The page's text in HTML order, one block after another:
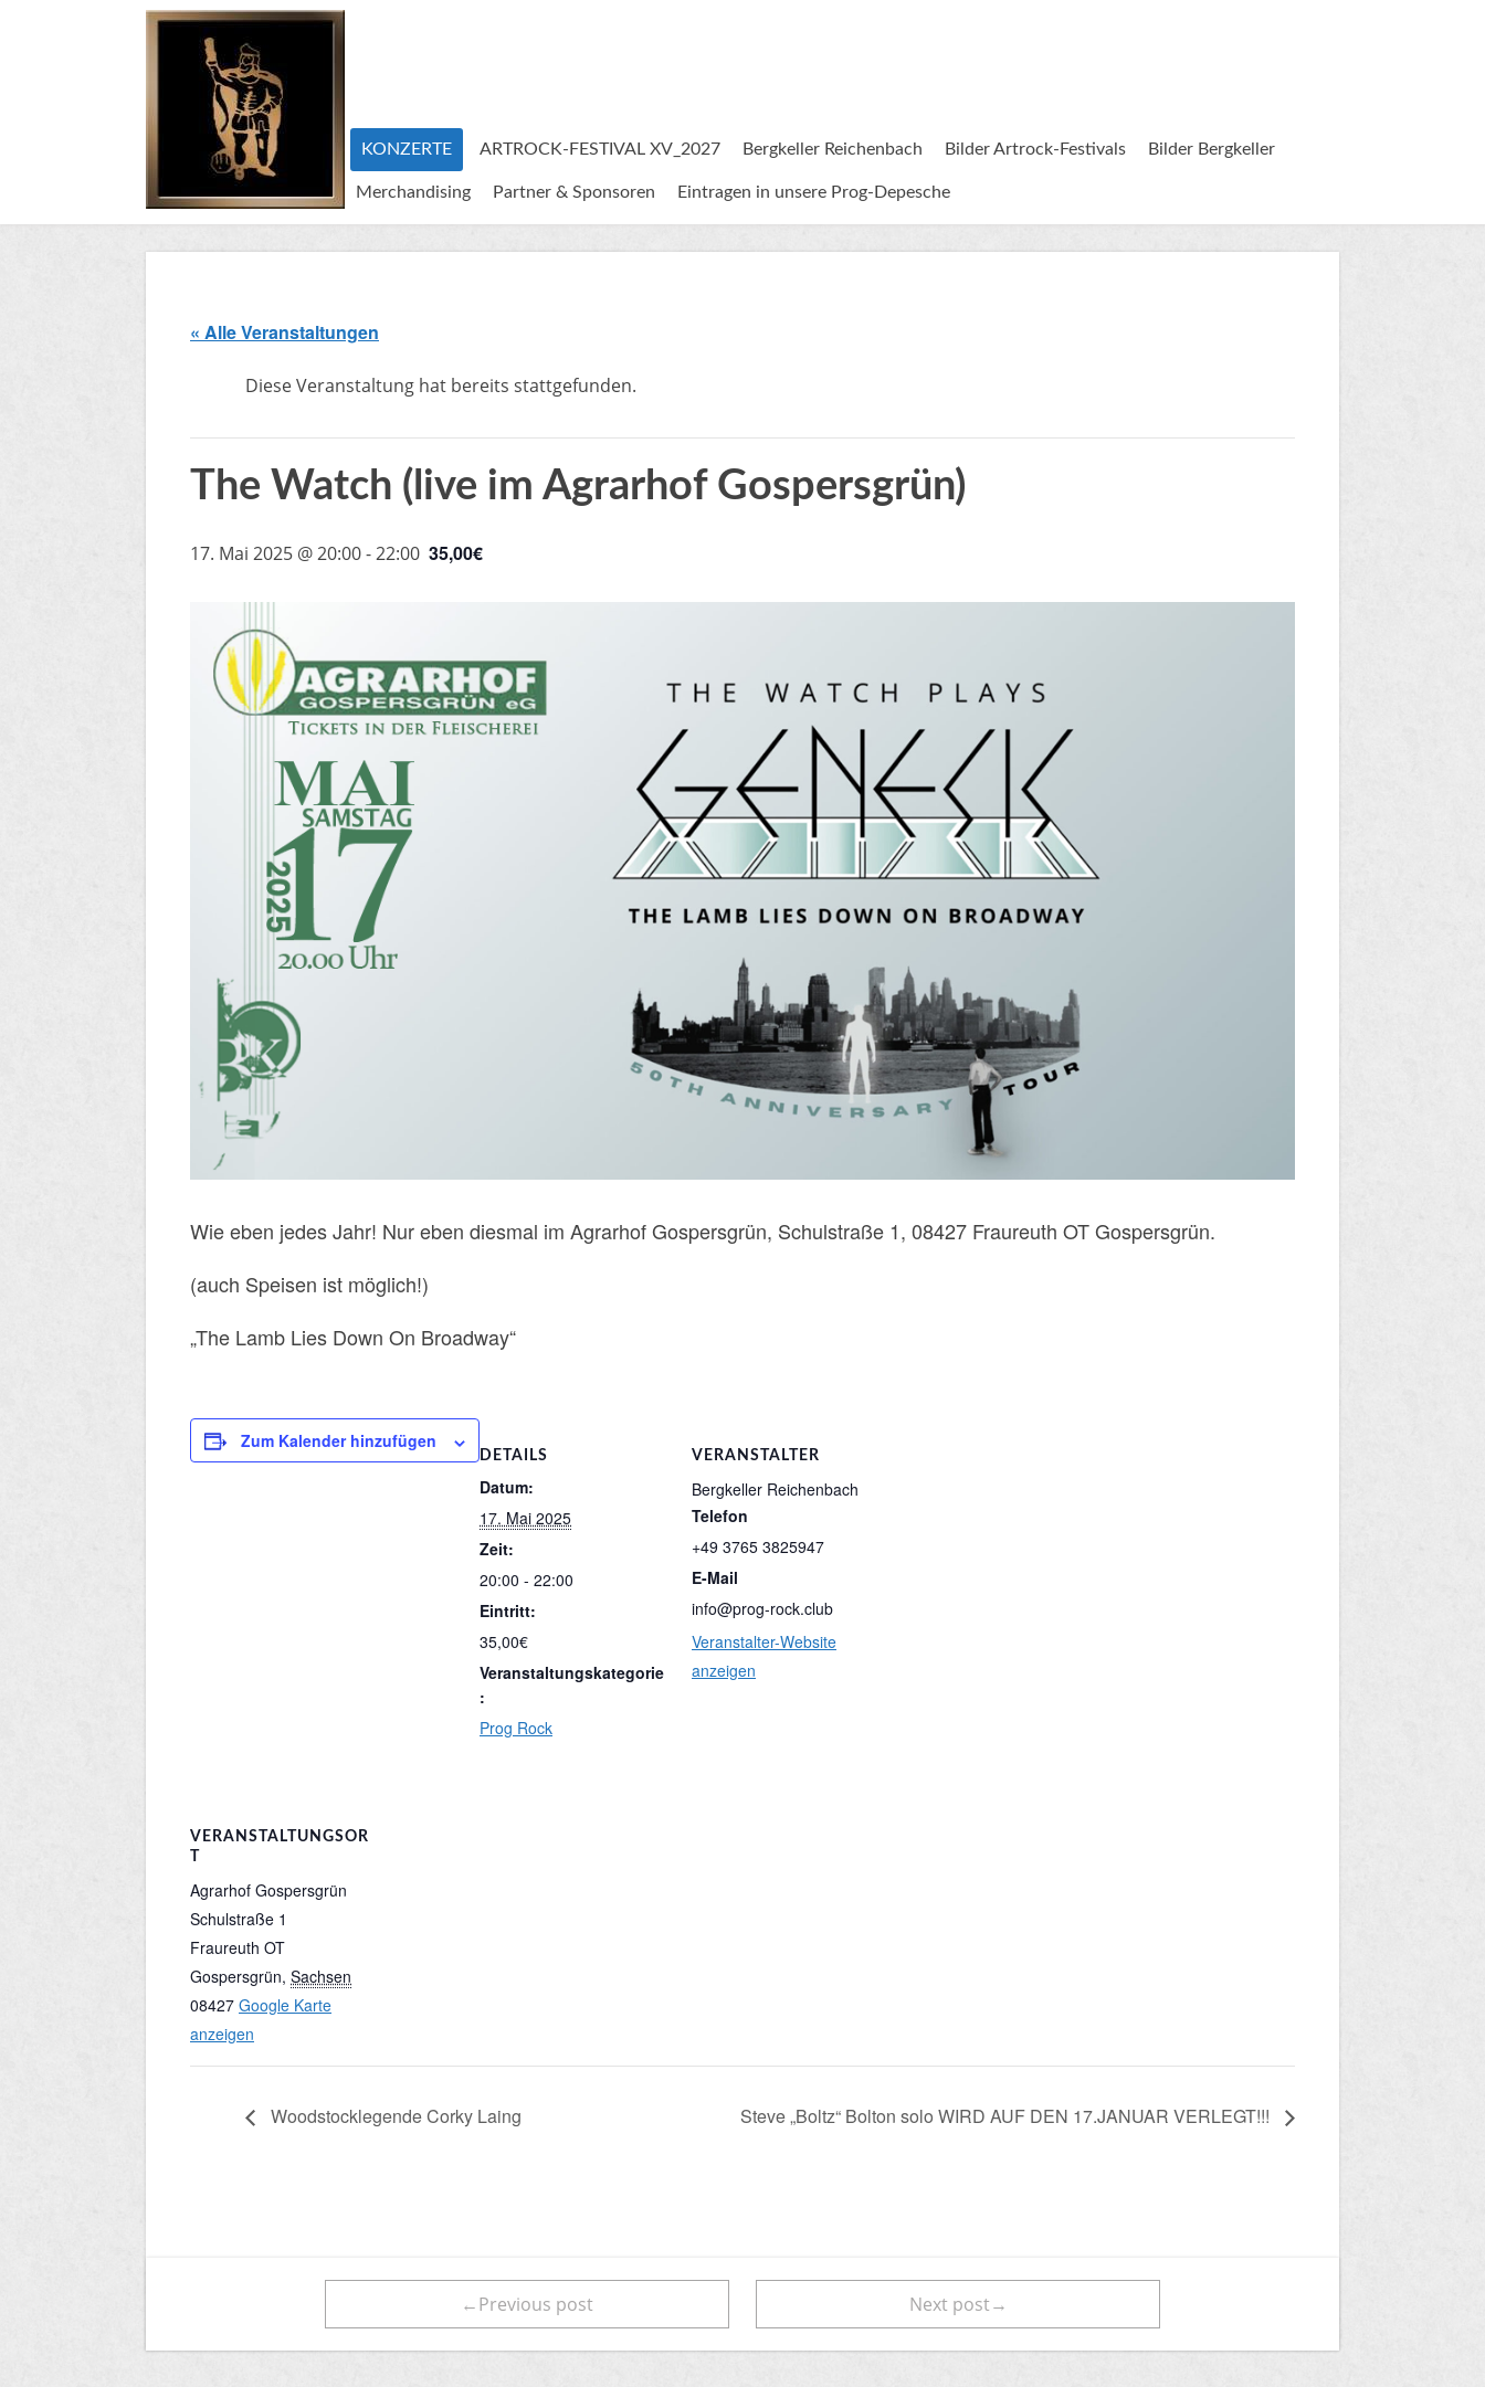
KONZERTE ARTROCK-FESTIVAL XV_2027 Bergkeller Reichenbach Bilder Artrock-Festivals Bilder Bergkeller
Merchandising Partner & Sponsoren Eintragen in unsere Prog-Depesche
« Alle Veranstaltungen
Diese Veranstaltung hat bereits stattgefunden.
The Watch (live im Agrarhof Gospersgrün)
17. Mai 2025 @ 20:00-22:00 35,00€
Wie eben jedes Jahr! Nur eben diesmal im Agrarhof Gospersgrün, Schulstraße 1, 08427 Fraureuth OT Gospersgrün.
(auch Speisen ist möglich!)
„The Lamb Lies Down On Broadway“
Zum Kalender hinzufügen
DETAILS
Datum:
17. Mai 2025
Zeit:
20:00 - 22:00
Eintritt:
35,00€
Veranstaltungskategorie
:
Prog Rock
VERANSTALTER
Bergkeller Reichenbach
Telefon
+49 3765 3825947
E-Mail
info@prog-rock.club
Veranstalter-Website
anzeigen
VERANSTALTUNGSOR
Agrarhof Gospersgrün
Schulstraße 1
Fraureuth OT
Gospersgrün, Sachsen
08427 Google Karte
anzeigen
Woodstocklegende Corky Laing Steve „Boltz“ Bolton solo WIRD AUF DEN 17.JANUAR VERLEGT!!!
←Previous post Next post→